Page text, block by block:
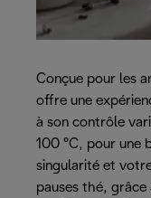
Conçue pour les
offre une
à son contrôle
100 °C, pour une
singularité et
pauses thé,